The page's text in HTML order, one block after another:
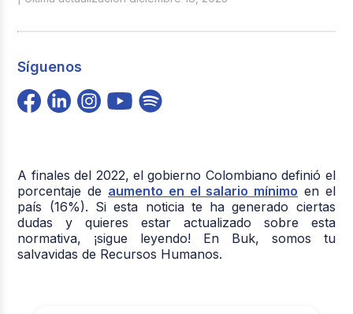
Síguenos
A finales del 2022, el gobierno Colombiano definió el
porcentaje de aumento en el salario mínimo en el
país (16%). Si esta noticia te ha generado ciertas
dudas y quieres estar actualizado sobre esta
normativa, ¡sigue leyendo! En Buk, somos tu
salvavidas de Recursos Humanos.